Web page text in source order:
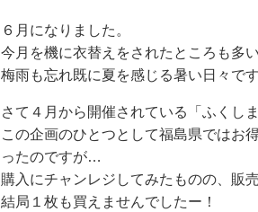
６月になりました。
今月を機に衣替えをされたところも多い
梅雨も忘れ既に夏を感じる暑い日々です
この企画のひとつとして福島県ではお得
ですが…
購入にチャンレジしてみたものの、販売
結局１枚も買えませんでしたー！